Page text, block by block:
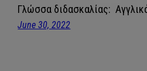
Γλώσσα διδασκαλίας:
June 30, 2022